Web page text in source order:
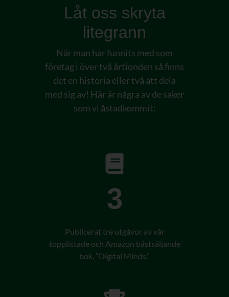
Låt oss skryta
litegrann
När man har funnits med som
företag i över två årtionden så finns
det en historia eller två att dela
med sig av! Här är några av de saker
som vi åstadkommit:
3
Publicerat tre utgåvor av vår
topplistade och Amazon bästsäljande
bok, “Digital Minds.”